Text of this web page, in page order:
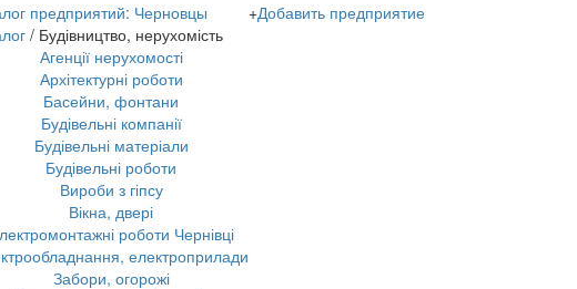
предприятий: Черновцы +Добавить предприятие
/ Будівництво, нерухомість
Агенції нерухомості
Архітектурні роботи
Басейни, фонтани
Будівельні компанії
Будівельні матеріали
Будівельні роботи
Вироби з гіпсу
Вікна, двері
роботи Чернівці
електроприлади
Забори, огорожі